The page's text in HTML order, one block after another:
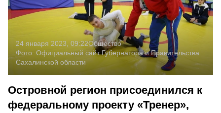
24 января 2023, 09:22Общество
Фото: Официальный сайт Губернатора и Правительства
Сахалинской области
Островной регион присоединился к
федеральному проекту «Тренер»,